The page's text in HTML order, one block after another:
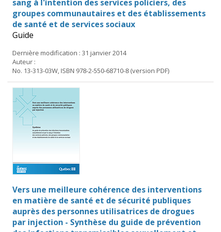
sang à l'intention des services policiers, des
groupes communautaires et des établissements
de santé et de services sociaux
Guide
Dernière modification : 31 janvier 2014
Auteur :
No. 13-313-03W, ISBN 978-2-550-68710-8 (version PDF)
Vers une meilleure cohérence des interventions
en matière de santé et de sécurité publiques
auprès des personnes utilisatrices de drogues
par injection - Synthèse du guide de prévention